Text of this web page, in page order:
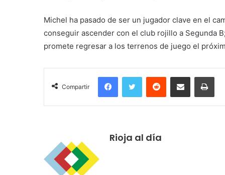
Michel ha pasado de ser un jugador clave en el
conseguir ascender con el club rojillo a Segunda
promete regresar a los terrenos de juego el
Compartir
Rioja al día